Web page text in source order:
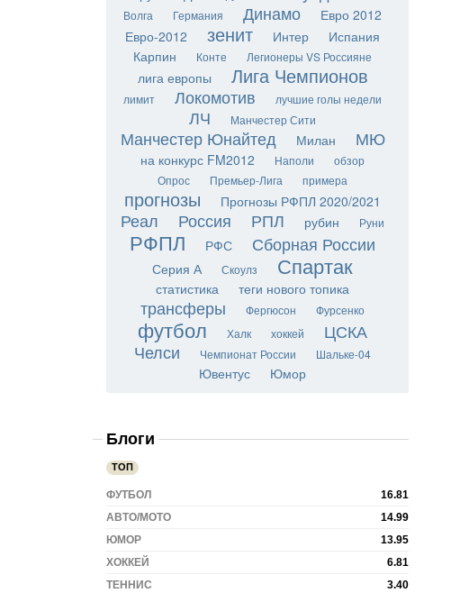
Волга Германия Динамо
Евро 2012
Евро-2012
зенит Интер
Испания
Карпин
Конте Легионеры VS Россияне
лига европы Лига Чемпионов
лимит Локомотив лучшие голы недели
ЛЧ Манчестер Сити
Манчестер Юнайтед Милан МЮ
на конкурс FM2012 Наполи
обзор
Опрос
Премьер-Лига примера
прогнозы Прогнозы РФПЛ 2020/2021
Реал Россия РПЛ рубин Руни
РФПЛ РФС Сборная России
Серия А Скоулз Спартак
статистика теги нового топика
трансферы Фергюсон Фурсенко
футбол Халк хоккей
ЦСКА
Челси
Чемпионат России Шальке-04
Ювентус Юмор
Блоги
ТОП
16.81
ФУТБОЛ
14.99
АВТО/МОТО
13.95
ЮМОР
6.81
ХОККЕЙ
3.40
ТЕННИС